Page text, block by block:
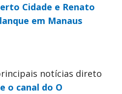
Cidade e Renato
em Manaus
notícias direto
o canal do O